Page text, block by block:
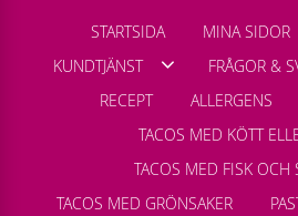
STARTSIDA MINA SIDOR
KUNDTJÄNST
FRÅGOR &
RECEPT
ALLERGENS
TACOS MED KÖTT
TACOS MED FISK OCH
TACOS MED GRÖNSAKER